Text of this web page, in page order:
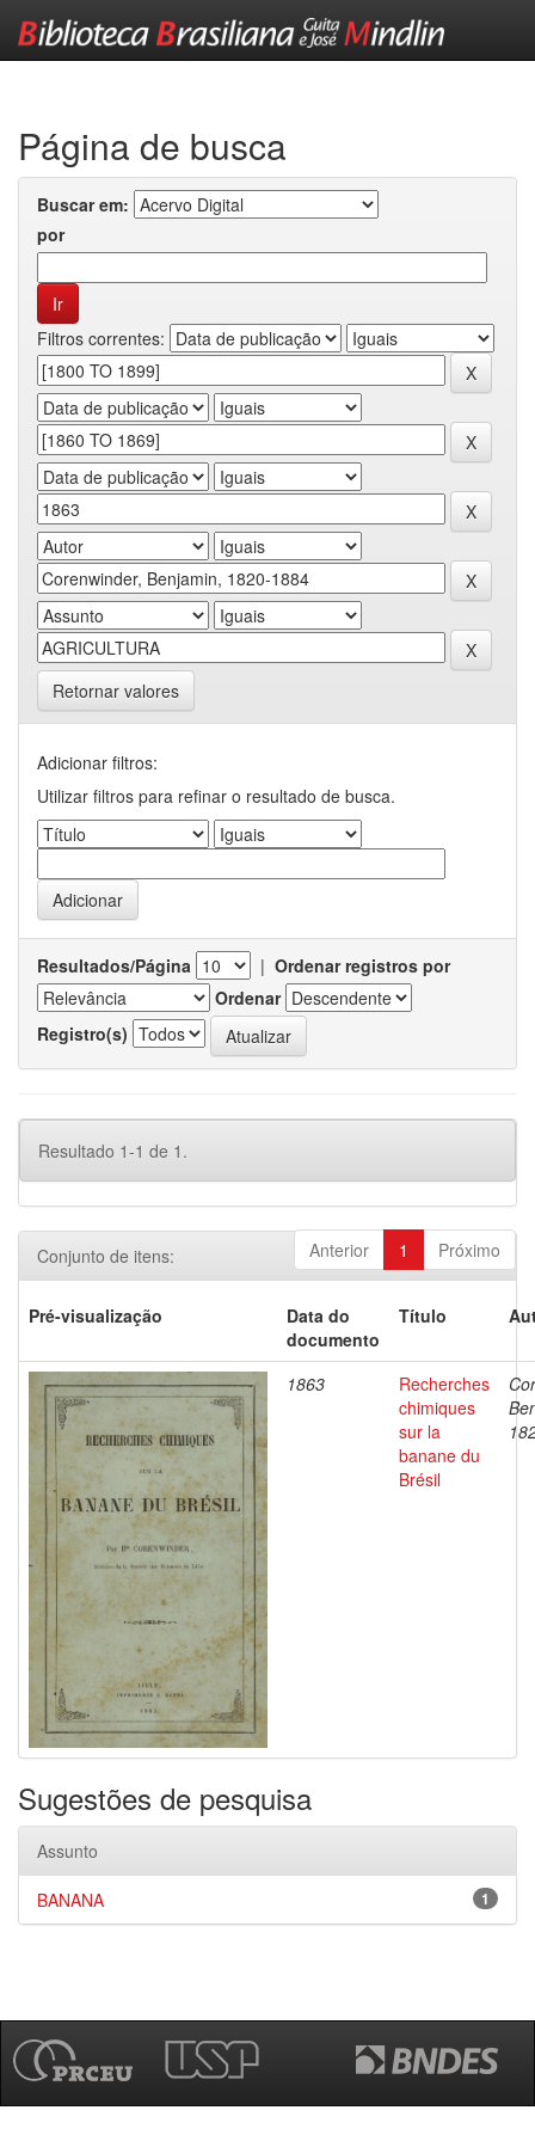
Página de busca
Buscar em:
por
Filtros correntes:
Retornar valores
Adicionar filtros:
Utilizar filtros para refinar o resultado de busca.
Resultados/Página | Ordenar registros por
Ordenar
Registro(s)
Resultado 1-1 de 1.
Anterior 1 Próximo
Conjunto de itens:
Pré-visualização
Data do
documento
Título
1863
Recherches
chimiques
sur la
banane du
Brésil
Sugestões de pesquisa
Assunto
1
BANANA